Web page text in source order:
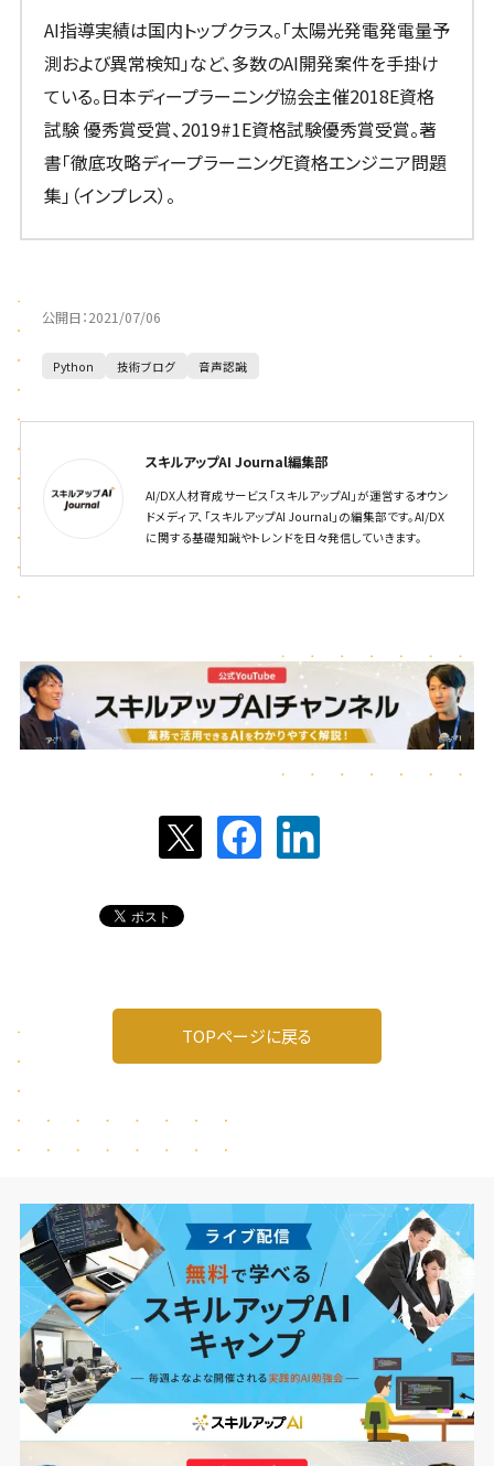
AI指導実績は国内トップクラス。「太陽光発電発電量予
測および異常検知」など、多数のAI開発案件を手掛け
ている。日本ディープラーニング協会主催2018E資格
試験 優秀賞受賞、2019#1E資格試験優秀賞受賞。著
書「徹底攻略ディープラーニングE資格エンジニア問題
集」（インプレス）。
公開日：2021/07/06
Python 技術ブログ 音声認識
スキルアップAI Journal編集部
AI/DX人材育成サービス「スキルアップAI」が運営するオウン
ドメディア、「スキルアップAI Journal」の編集部です。AI/DX
に関する基礎知識やトレンドを日々発信していきます。
TOPページに戻る